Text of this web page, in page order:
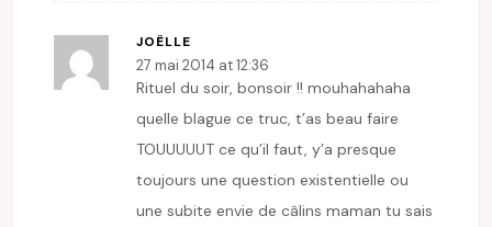
JOËLLE
27 mai 2014 at 12:36
Rituel du soir, bonsoir !! mouhahahaha
quelle blague ce truc, t’as beau faire
TOUUUUUT ce qu’il faut, y’a presque
toujours une question existentielle ou
une subite envie de câlins maman tu sais